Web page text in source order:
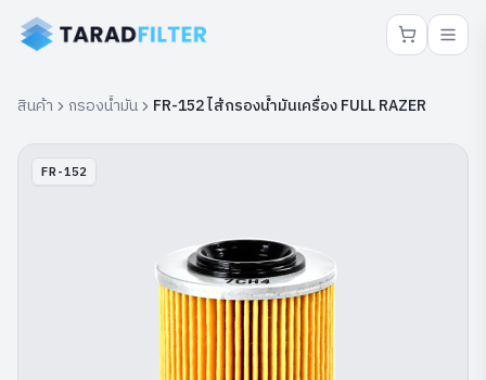
สินค้า กรองน้ำมัน FR-152 ไส้กรองน้ำมันเครื่อง FULL RAZER
FR-152